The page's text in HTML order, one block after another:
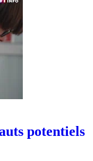
potentiels